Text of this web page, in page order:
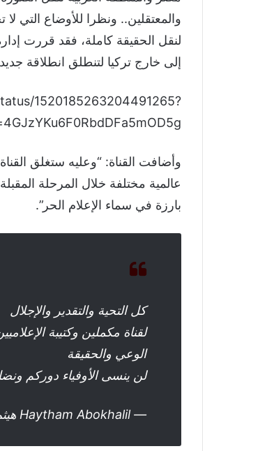
والمعتقلين.. ونظرا للأوضاع التي
لنقل الحقيقة كاملة، فقد قررت
إلى خارج تركيا لتنطلق انطلاقة
1520185263204491265?
وأضافت القناة: “وعليه ستغلق
عالمية مختلفة خلال المرحلة
بارزة في سماء الإعلام الحر”.
كل التحية والتقدير والإجلال
لقناة مكملين وكتيبة
الوعي والحقيقة
لن ينسى الأوفياء دوركم
— Haytham Abokhalil هيثم أبوخليل (@haythamabokhal1)